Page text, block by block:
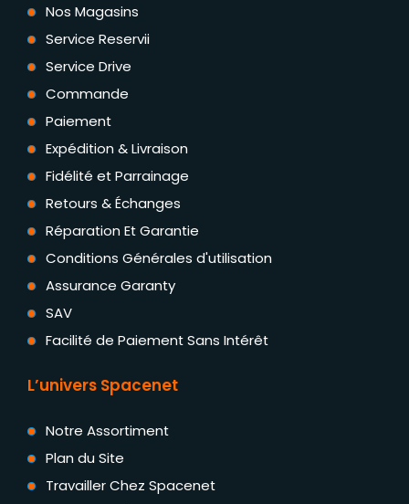
Nos Magasins
Service Reservii
Service Drive
Commande
Paiement
Expédition & Livraison
Fidélité et Parrainage
Retours & Échanges
Réparation Et Garantie
Conditions Générales d'utilisation
Assurance Garanty
SAV
Facilité de Paiement Sans Intérêt
L’univers Spacenet
Notre Assortiment
Plan du Site
Travailler Chez Spacenet